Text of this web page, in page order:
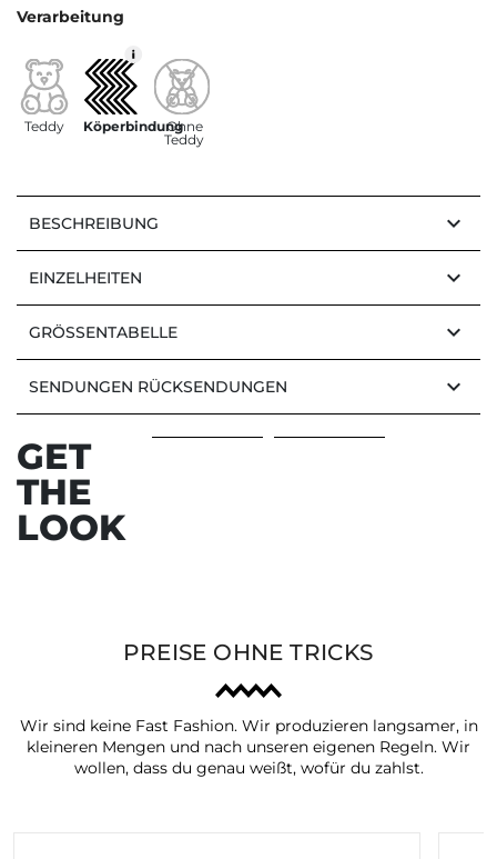
Verarbeitung
Teddy KöperbindungOhne
Teddy
BESCHREIBUNG keyboard_arrow_down
EINZELHEITEN keyboard_arrow_down
GRÖSSENTABELLE keyboard_arrow_down
SENDUNGEN RÜCKSENDUNGEN keyboard_arrow_down
GET
THE
LOOK
PREISE OHNE TRICKS
Wir sind keine Fast Fashion. Wir produzieren langsamer, in
kleineren Mengen und nach unseren eigenen Regeln. Wir
wollen, dass du genau weißt, wofür du zahlst.